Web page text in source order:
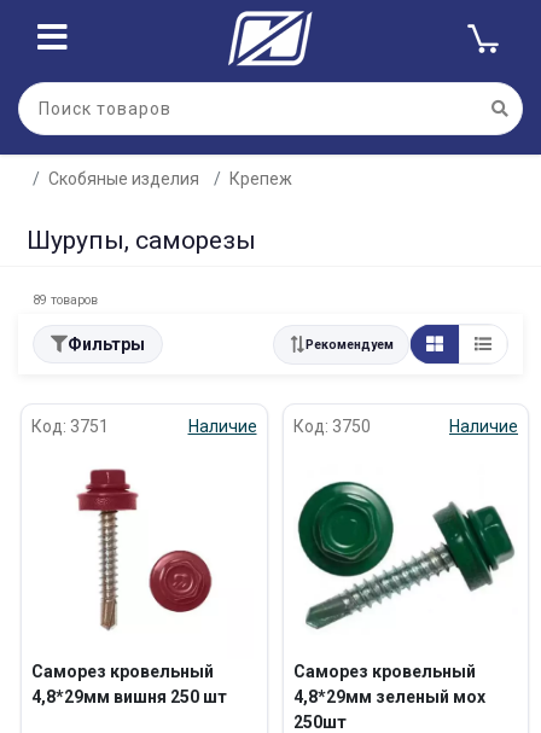
Скобяные изделия Крепеж
Шурупы, саморезы
89 товаров
Фильтры Рекомендуем
Код: 3751 Наличие
Саморез кровельный
4,8*29мм вишня 250 шт
Код: 3750 Наличие
Саморез кровельный
4,8*29мм зеленый мох
250шт